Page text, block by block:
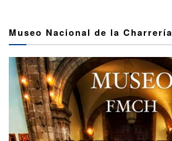
Museo Nacional de la Charrería